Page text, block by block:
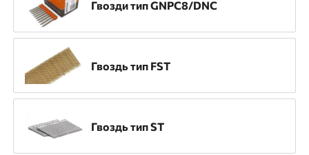
Материал применения
Бетон
Тонколистовой металл
Тип крепежа
Гвозди тип GNPC8/DNC
Гвоздь тип FST
Гвоздь тип ST